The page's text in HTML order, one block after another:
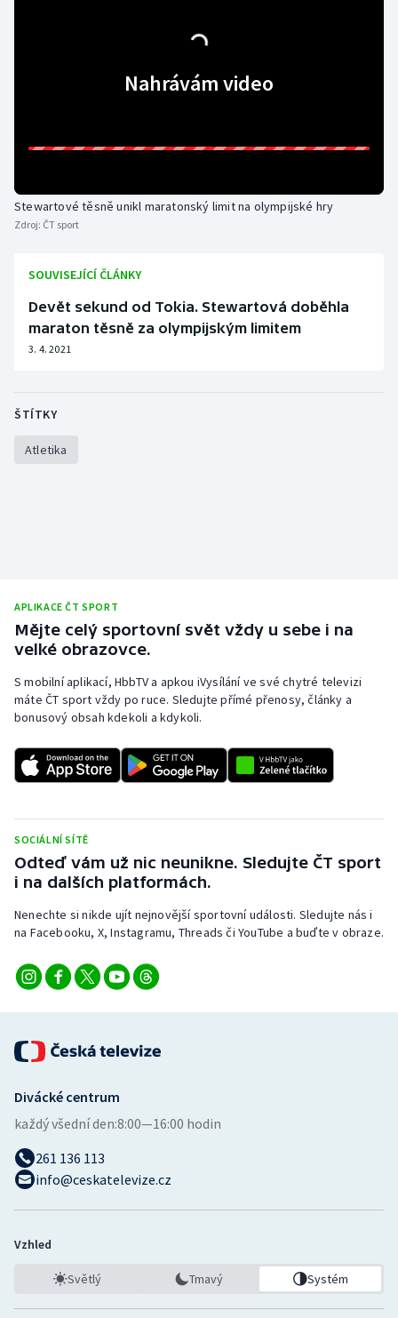
Nahrávám video
Stewartové těsně unikl maratonský limit na olympijské hry
Zdroj: ČT sport
SOUVISEJÍCÍ ČLÁNKY
Devět sekund od Tokia. Stewartová doběhla
maraton těsně za olympijským limitem
3. 4. 2021
ŠTÍTKY
Atletika
APLIKACE ČT SPORT
Mějte celý sportovní svět vždy u sebe i na
velké obrazovce.
S mobilní aplikací, HbbTV a apkou iVysílání ve své chytré televizi
máte ČT sport vždy po ruce. Sledujte přímé přenosy, články a
bonusový obsah kdekoli a kdykoli.
SOCIÁLNÍ SÍTĚ
Odteď vám už nic neunikne. Sledujte ČT sport
i na dalších platformách.
Nenechte si nikde ujít nejnovější sportovní události. Sledujte nás i
na Facebooku, X, Instagramu, Threads či YouTube a buďte v obraze.
Divácké centrum
každý všední den:8:00—16:00 hodin
261 136 113
info@ceskatelevize.cz
Vzhled
Světlý Tmavý Systém